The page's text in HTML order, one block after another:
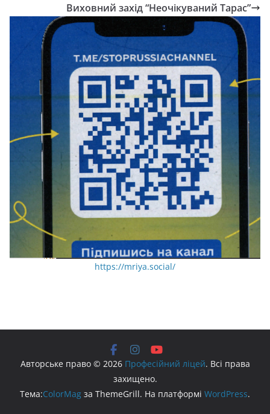
Виховний захід “Неочікуваний Тарас”
https://mriya.social/
Авторське право © 2026 Професійний ліцей. Всі права
захищено.
Тема:ColorMag за ThemeGrill. На платформі WordPress.